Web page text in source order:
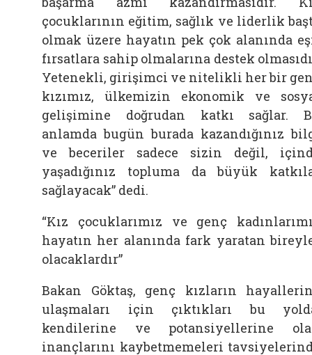
çocuklarının eğitim, sağlık ve liderlik
olmak üzere hayatın pek çok alanında
fırsatlara sahip olmalarına destek
Yetenekli, girişimci ve nitelikli her bir
kızımız, ülkemizin ekonomik ve
gelişimine doğrudan katkı sağlar.
anlamda bugün burada kazandığınız
ve beceriler sadece sizin değil,
yaşadığınız topluma da büyük
sağlayacak” dedi.
“Kız çocuklarımız ve genç
hayatın her alanında fark yaratan
olacaklardır”
Bakan Göktaş, genç kızların
ulaşmaları için çıktıkları bu
kendilerine ve potansiyellerine
inançlarını kaybetmemeleri